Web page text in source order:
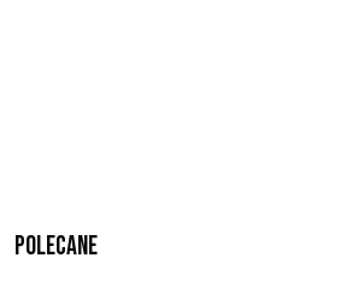
Polecane